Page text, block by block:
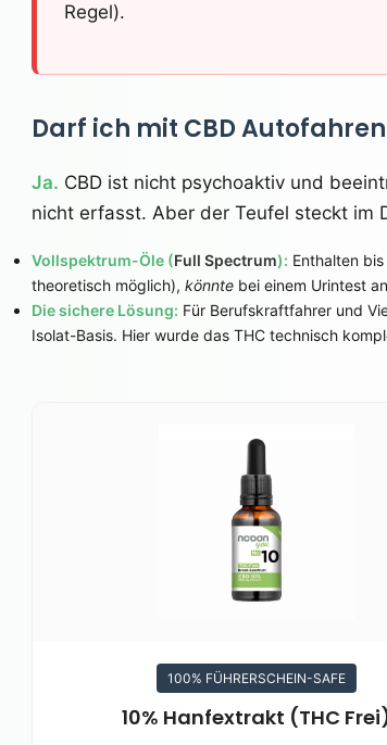
Regel).
Darf ich mit CBD
Ja. CBD ist nicht psychoaktiv und
nicht erfasst. Aber der Teufel steckt im
Vollspektrum-Öle (Full Spectrum): Enthalten
theoretisch möglich),könnte bei einem Urintest
Die sichere Lösung: Für Berufskraftfahrer und
Isolat-Basis. Hier wurde das THC technisch
100% FÜHRERSCHEIN-SAFE
10% Hanfextrakt (THC